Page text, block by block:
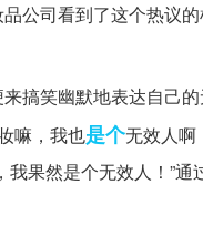
公司看到了这个热议
搞笑幽默地表达自己
嘛，我也是个无效人啊
果然是个无效人！”